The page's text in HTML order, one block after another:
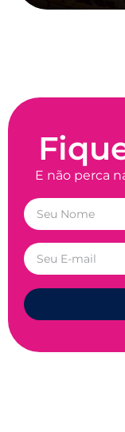
E não perca